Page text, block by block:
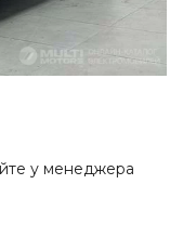
у менеджера